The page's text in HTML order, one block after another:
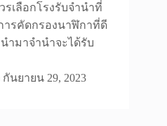
เลือกโรงรับจำนำที่
ารคัดกรองนาฬิกาที่ดี
ำมาจำนำจะได้รับ
กันยายน 29, 2023